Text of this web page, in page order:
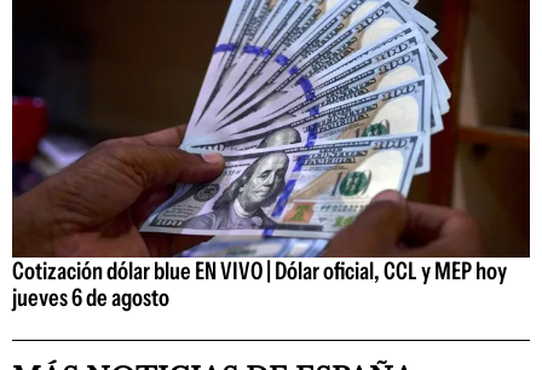
Cotización dólar blue EN VIVO | Dólar oficial, CCL y MEP hoy
jueves 6 de agosto